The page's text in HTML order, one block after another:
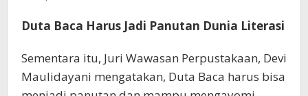
Duta Baca Harus Jadi Panutan Dunia Literasi
Sementara itu, Juri Wawasan Perpustakaan, Devi
Maulidayani mengatakan, Duta Baca harus bisa